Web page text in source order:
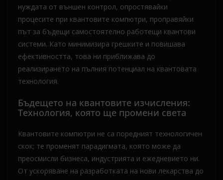
нуждата от външен контрол, опростявайки
процесите при квантовите компютри, проправяйки
път за бъдещи самостоятелно работещи квантови
системи. Като минимизира грешките и повишава
ефективността, това ни приближава до
реализирането на пълния потенциал на квантовата
технология.
Бъдещето на квантовите изчисления:
Технология, която ще промени света
Квантовите компютри не са поредният технологичен
скок; те променят парадигмата, която може да
преосмисли бизнеса, индустрията и ежедневието ни.
От ускоряване на разработката на нови лекарства до